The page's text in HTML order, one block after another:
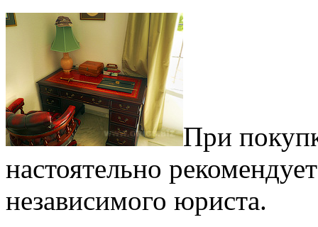
При
настоятельно
независимого юриста.